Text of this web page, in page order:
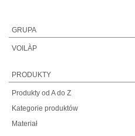
GRUPA
VOILÀP
PRODUKTY
Produkty od A do Z
Kategorie produktów
Materiał